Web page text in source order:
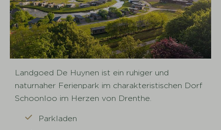
Landgoed De Huynen ist ein ruhiger und
naturnaher Ferienpark im charakteristischen Dorf
Schoonloo im Herzen von Drenthe.
Parkladen